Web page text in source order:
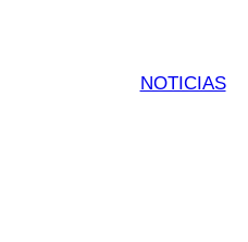
NOTICIAS